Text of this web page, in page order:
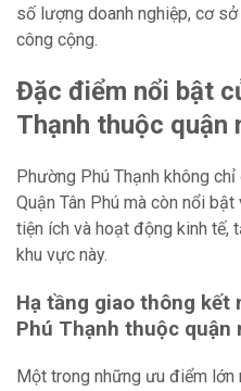
số lượng doanh nghiệp, cơ
công cộng.
Đặc điểm nổi bật
Thạnh thuộc quận
Phường Phú Thạnh không
Quận Tân Phú mà còn nổi
tiện ích và hoạt động kinh tế,
khu vực này.
Hạ tầng giao thông kết
Phú Thạnh thuộc quận
Một trong những ưu điểm lớn